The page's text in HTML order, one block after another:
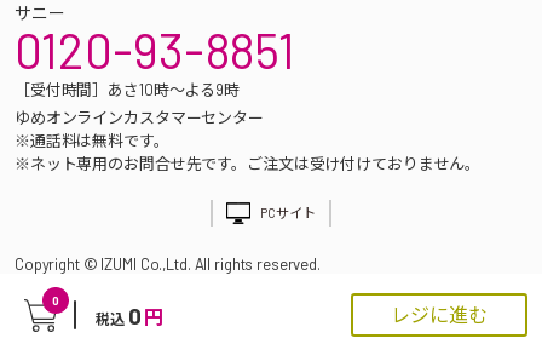
0
税込 0 円 レジに進む
サニー
0120-93-8851
［受付時間］あさ10時～よる9時
ゆめオンラインカスタマーセンター
※通話料は無料です。
※ネット専用のお問合せ先です。ご注文は受け付けておりません。
PCサイト
Copyright © IZUMI Co.,Ltd. All rights reserved.